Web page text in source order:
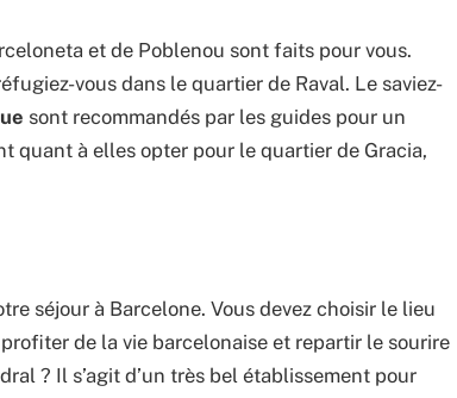
et de Poblenou sont faits pour vous.
vous dans le quartier de Raval. Le saviez-
sont recommandés par les guides pour un
quant à elles opter pour le quartier de Gracia,
séjour à Barcelone. Vous devez choisir le lieu
de la vie barcelonaise et repartir le sourire
? Il s’agit d’un très bel établissement pour